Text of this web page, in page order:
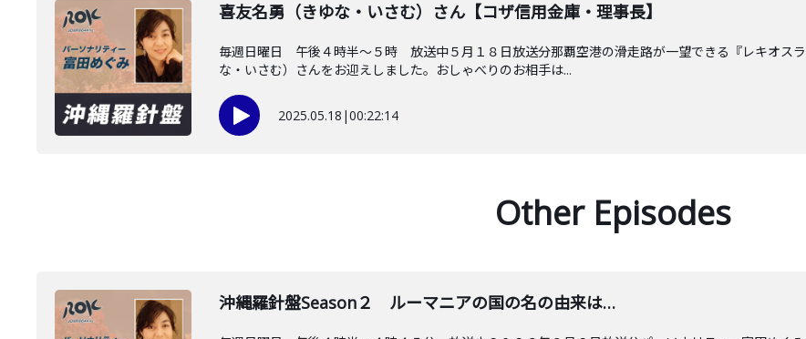
喜友名勇（きゆな・いさむ）さん【コザ信用金庫・理事長】
毎週日曜日 午後４時半～５時 放送中５月１８日放送分那覇空港の滑走路が一望できる『レキオス
な・いさむ）さんをお迎えしました。おしゃべりのお相手は...
2025.05.18 |00:22:14
Other Episodes
沖縄羅針盤Season２ ルーマニアの国の名の由来は…